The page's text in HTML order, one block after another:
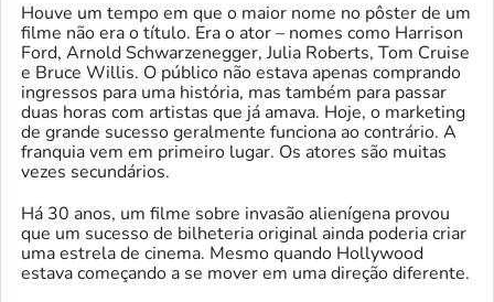
Houve um tempo em que o maior nome no pôster de um
filme não era o título. Era o ator – nomes como Harrison
Ford, Arnold Schwarzenegger, Julia Roberts, Tom Cruise
e Bruce Willis. O público não estava apenas comprando
ingressos para uma história, mas também para passar
duas horas com artistas que já amava. Hoje, o marketing
de grande sucesso geralmente funciona ao contrário. A
franquia vem em primeiro lugar. Os atores são muitas
vezes secundários.
Há 30 anos, um filme sobre invasão alienígena provou
que um sucesso de bilheteria original ainda poderia criar
uma estrela de cinema. Mesmo quando Hollywood
estava começando a se mover em uma direção diferente.